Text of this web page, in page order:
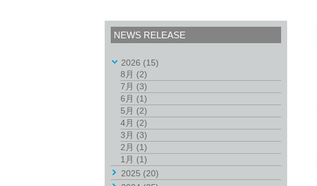
NEWS RELEASE
2026 (15)
8月 (2)
7月 (3)
6月 (1)
5月 (2)
4月 (2)
3月 (3)
2月 (1)
1月 (1)
2025 (20)